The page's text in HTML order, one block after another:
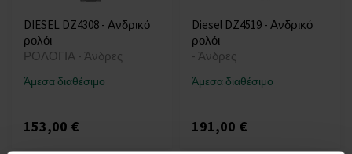
DIESEL DZ4308 - Ανδρικό
ρολόι
ΡΟΛΟΓΙΑ - Άνδρες
Άμεσα διαθέσιμο
153,00 €
Diesel DZ4519 - Ανδρικό
ρολόι
- Άνδρες
Άμεσα διαθέσιμο
191,00 €